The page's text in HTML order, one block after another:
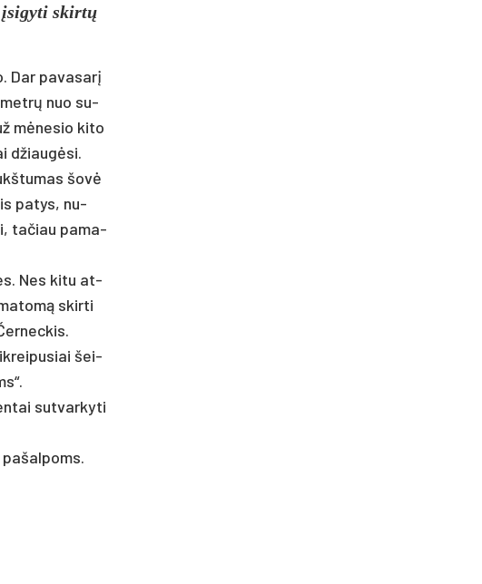
įsi­gy­ti skirtų
Dar pa­va­sarį
nuo su­
mėne­sio ki­to
džiaugė­si.
šovė
pa­tys, nu­
ta­čiau pa­ma­
Nes ki­tu at­
skir­ti
šei­
su­tvar­ky­ti